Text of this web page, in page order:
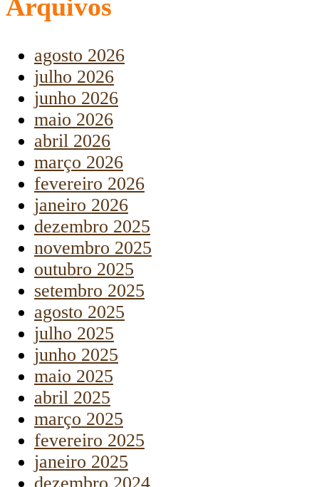
Arquivos
agosto 2026
julho 2026
junho 2026
maio 2026
abril 2026
março 2026
fevereiro 2026
janeiro 2026
dezembro 2025
novembro 2025
outubro 2025
setembro 2025
agosto 2025
julho 2025
junho 2025
maio 2025
abril 2025
março 2025
fevereiro 2025
janeiro 2025